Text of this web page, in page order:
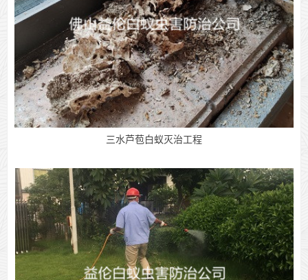
三水芦苞白蚁灭治工程